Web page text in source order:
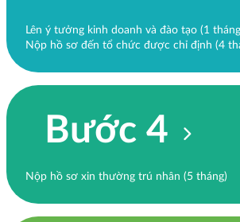
Lên ý tưởng kinh doanh và đào tạo (1
Nộp hồ sơ đến tổ chức được chỉ định (4
Bước 4
Nộp hồ sơ xin thường trú nhân (5 tháng)